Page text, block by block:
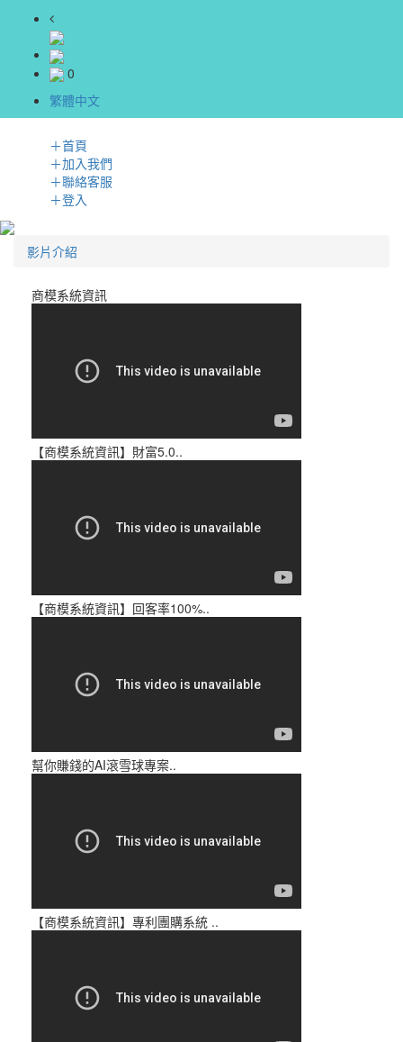
0
繁體中文
＋首頁
＋加入我們
＋聯絡客服
＋登入
影片介紹
商模系統資訊
【商模系統資訊】財富5.0..
【商模系統資訊】回客率100%..
幫你賺錢的AI滾雪球專案..
【商模系統資訊】專利團購系統 ..